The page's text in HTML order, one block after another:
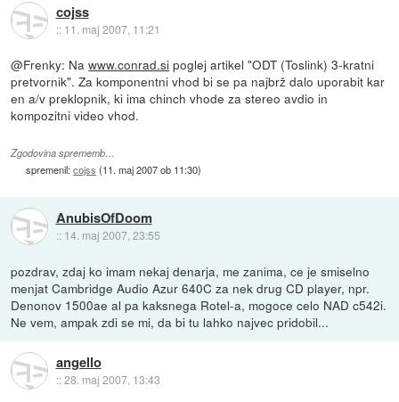
cojss
:: 11. maj 2007, 11:21
@Frenky: Nawww.conrad.si poglej artikel "ODT (Toslink) 3-kratni
pretvornik". Za komponentni vhod bi se pa najbrž dalo uporabit kar
en a/v preklopnik, ki ima chinch vhode za stereo avdio in
kompozitni video vhod.
Zgodovina sprememb…
spremenil:cojss (11. maj 2007 ob 11:30)
AnubisOfDoom
:: 14. maj 2007, 23:55
pozdrav, zdaj ko imam nekaj denarja, me zanima, ce je smiselno
menjat Cambridge Audio Azur 640C za nek drug CD player, npr.
Denonov 1500ae al pa kaksnega Rotel-a, mogoce celo NAD c542i.
Ne vem, ampak zdi se mi, da bi tu lahko najvec pridobil...
angello
::28. maj 2007, 13:43